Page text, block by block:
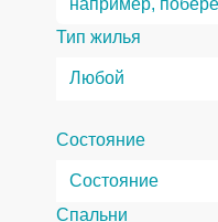
Тип жилья
Состояние
Спальни